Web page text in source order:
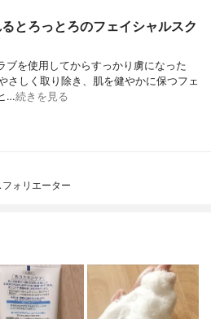
とろっとろのフェイシャルスク
ブを使用してからすっかり虜になった
さしく取り除き、肌を健やかに保つフェ
…続きを見る
ォリエーター